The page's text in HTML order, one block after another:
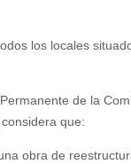
los locales
de la
que:
obra de